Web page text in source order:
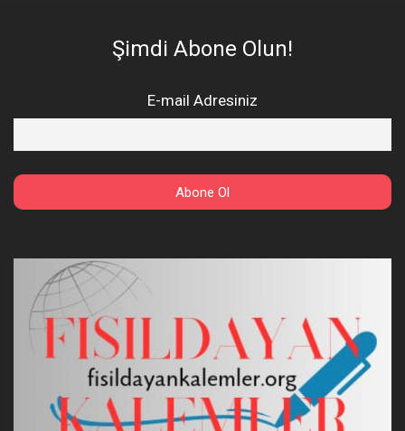
Şimdi Abone Olun!
E-mail Adresiniz